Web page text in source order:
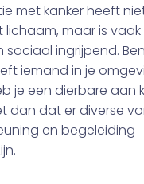
met kanker heeft
maar is vaak
ingrijpend.
iemand in je
je een dierbare aan
dan dat er diverse
en begeleiding